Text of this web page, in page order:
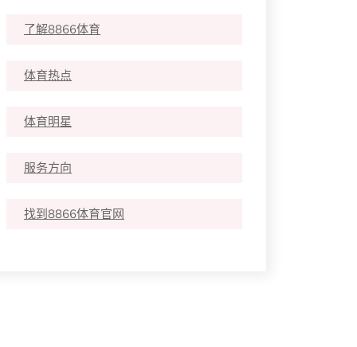
了解8866体育
体育热点
体育明星
服务方向
找到8866体育官网